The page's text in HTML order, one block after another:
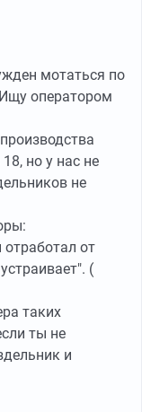
мотаться по
оператором
но у нас не
не
отработал от
(
таких
ты не
и